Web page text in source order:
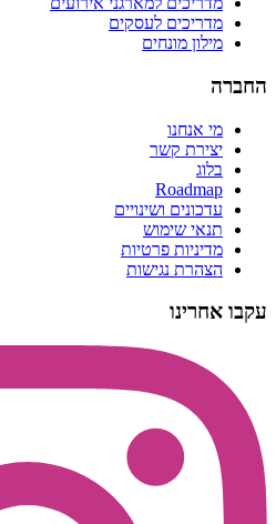
מדריכים לעסקים
מילון מונחים
החברה
מי אנחנו
יצירת קשר
בלוג
Roadmap
עדכונים ושינויים
תנאי שימוש
מדיניות פרטיות
הצהרת נגישות
עקבו אחרינו